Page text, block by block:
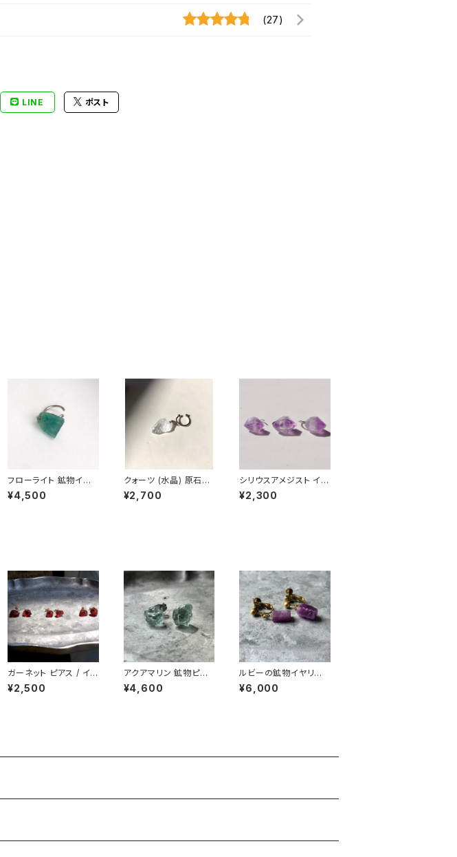
(27)
LINE ポスト
フローライト 鉱物イヤ
ーカフ 一点もの 原石
天然石 ハンドメイド ア
¥4,500
クォーツ (水晶) 原石イ
ヤーカフ 一点もの 鉱物
天然石 ハンドメイド ア
¥2,700
シリウスアメジスト イヤ
ーカフ 原石 鉱物 天然
石 パワーストーン (No.
¥2,300
ガーネット ピアス / イヤ
リング アレルギー対応
原石 鉱物 天然石 パワ
¥2,500
アクアマリン 鉱物ピア
ス 一点もの 原石 天然
石 金属アレルギー対応
¥4,600
ルビーの鉱物イヤリン
グ 一点もの 原石 天然
石 ハンドメイド アクセ
¥6,000